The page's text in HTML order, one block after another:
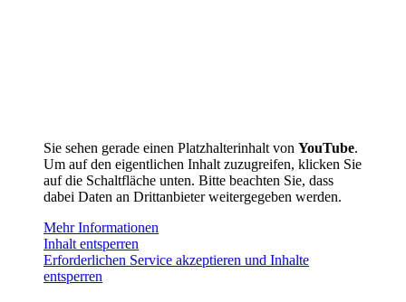
Sie sehen gerade einen Platzhalterinhalt von YouTube.
Um auf den eigentlichen Inhalt zuzugreifen, klicken Sie
auf die Schaltfläche unten. Bitte beachten Sie, dass
dabei Daten an Drittanbieter weitergegeben werden.
Mehr Informationen
Inhalt entsperren
Erforderlichen Service akzeptieren und Inhalte
entsperren